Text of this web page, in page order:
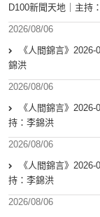
D100新聞天地｜主持
2026/08/06
《人間錦言》
錦洪
2026/08/06
《人間錦言》
持：李錦洪
2026/08/06
《人間錦言》
持：李錦洪
2026/08/06